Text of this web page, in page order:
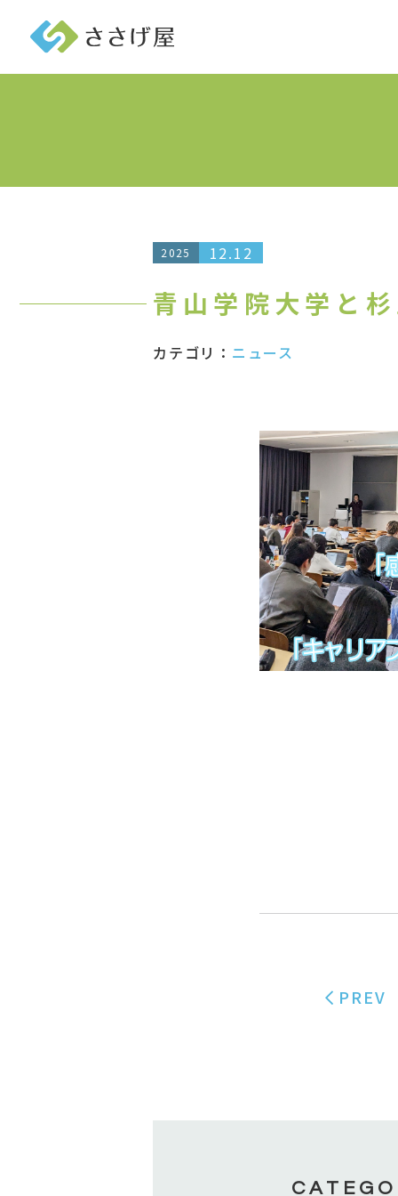
2025 12.12
青山学院大学と
カテゴリ： ニュース
PREV